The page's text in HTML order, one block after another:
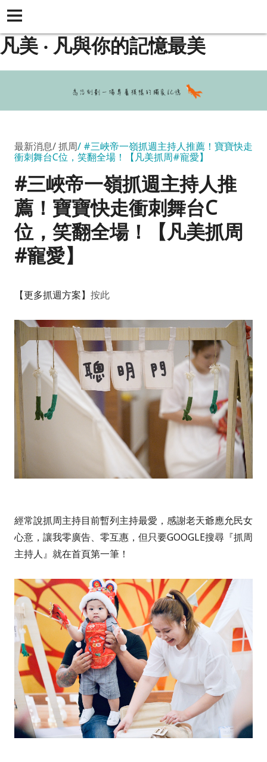
凡美 ‧ 凡與你的記憶最美
最新消息 抓周 #三峽帝一嶺抓週主持人推薦！寶寶快走
衝刺舞台C位，笑翻全場！【凡美抓周#寵愛】
#三峽帝一嶺抓週主持人推
薦！寶寶快走衝刺舞台C
位，笑翻全場！【凡美抓周
#寵愛】
【更多抓週方案】 按此
經常說抓周主持目前暫列主持最愛，感謝老天爺應允民女
心意，讓我零廣告、零互惠，但只要GOOGLE搜尋『抓周
主持人』就在首頁第一筆！